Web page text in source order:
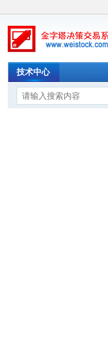
技术中心